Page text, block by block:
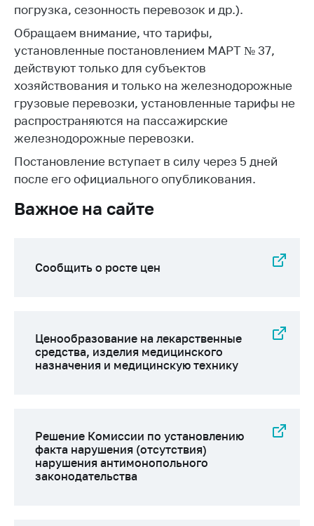
Сообщить о росте
цен на товары
Сообщить о росте
цен на лекарства и
медицинские
изделия
Контакты
Адрес и режим
Приемная
Горячая линия
Вышестоящий
Сообщить о росте
цен
медицинского
назначения и
медицинскую
технику
погрузка, сезонность перевозок и др.).
Обращаем внимание, что тарифы,
установленные постановлением МАРТ № 37,
действуют только для субъектов
хозяйствования и только на железнодорожные
грузовые перевозки, установленные тарифы не
распространяются на пассажирские
железнодорожные перевозки.
Постановление вступает в силу через 5 дней
после его официального опубликования.
Важное на сайте
Сообщить о росте цен
Ценообразование на лекарственные
средства, изделия медицинского
назначения и медицинскую технику
Решение Комиссии по установлению
факта нарушения (отсутствия)
нарушения антимонопольного
законодательства